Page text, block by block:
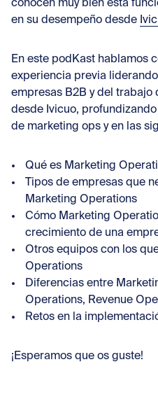
conocen muy bien esta
en su desempeño desde
En este podKast hablamos
experiencia previa
empresas B2B y del trabajo
desde Ivicuo,
de marketing ops y en las
Qué es Marketing
Tipos de empresas que
Marketing Operations
Cómo Marketing
crecimiento de una
Otros equipos con los
Operations
Diferencias entre
Operations, Revenue
Retos en la
¡Esperamos que os guste!